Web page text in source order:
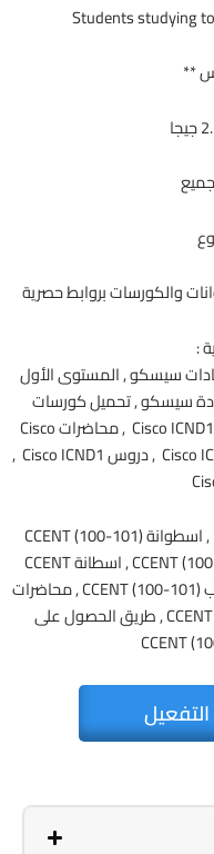
Students studying
**
والكورسات بروابط حصرية
:
سيسكو , المستوى الأول
سيسكو , تحميل كورسات
سيسكو , كورس Cisco ICND1 , اسطوانة Cisco ICND1 , محاضرات Cisco
ICND1 , شهادة Cisco ICND1 , فيديو Cisco ICND1 , دروس Cisco ICND1 ,
CCENT (100-101)
CCENT, اسطانةCCENT
CCENT (100-101), محاضرات
, طريق الحصول على
CCENT